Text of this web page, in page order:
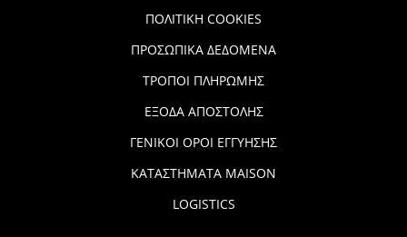
ΠΟΛΙΤΙΚΗ COOKIES
ΠΡΟΣΩΠΙΚΑ ΔΕΔΟΜΕΝΑ
ΤΡΟΠΟΙ ΠΛΗΡΩΜΗΣ
ΕΞΟΔΑ ΑΠΟΣΤΟΛΗΣ
ΓΕΝΙΚΟΙ ΟΡΟΙ ΕΓΓΥΗΣΗΣ
ΚΑΤΑΣΤΗΜΑΤΑ MAISON
LOGISTICS